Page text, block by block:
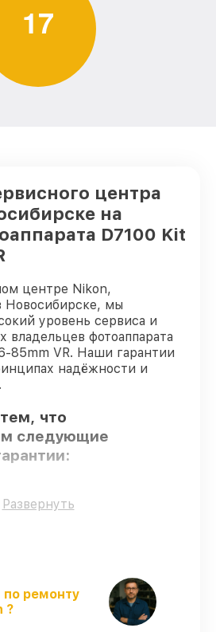
17
центра
на
D7100 Kit
центре Nikon,
Новосибирске, мы
уровень сервиса и
владельцев фотоаппарата
85mm VR. Наши гарантии
надёжности и
что
следующие
детали– гарантируем
аттестацию, что
их уровень мастерства.
сроков
–
фотоаппарата D7100 Kit
Развернуть
по ремонту
?